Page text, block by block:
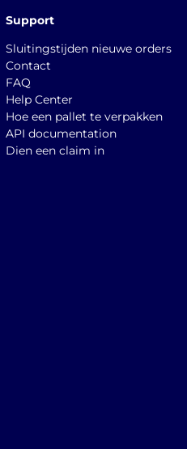
Support
Sluitingstijden nieuwe orders
Contact
FAQ
Help Center
Hoe een pallet te verpakken
API documentation
Dien een claim in